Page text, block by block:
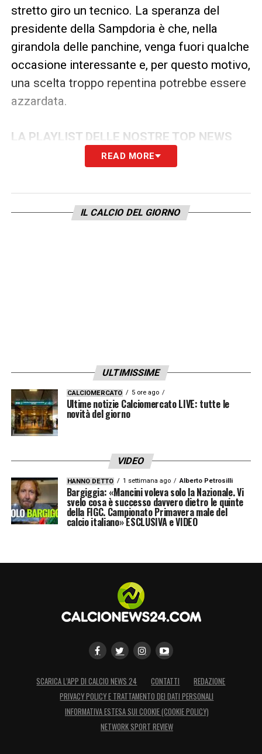
stretto giro un tecnico. La speranza del
presidente della Sampdoria è che, nella
girandola delle panchine, venga fuori qualche
occasione interessante e, per questo motivo,
una scelta troppo repentina potrebbe essere
azzardata.
LA PLAYLIST DELLE NOSTRE TOP NEWS
READ MORE
IL CALCIO DEL GIORNO
ULTIMISSIME
CALCIOMERCATO 5 ore ago
Ultime notizie Calciomercato LIVE: tutte le
novità del giorno
VIDEO
HANNO DETTO 1 settimana ago Alberto Petrosilli
Bargiggia: «Mancini voleva solo la Nazionale. Vi
svelo cosa è successo davvero dietro le quinte
della FIGC. Campionato Primavera male del
calcio italiano» ESCLUSIVA e VIDEO
SCARICA L’APP DI CALCIO NEWS 24 CONTATTI
REDAZIONE
PRIVACY POLICY E TRATTAMENTO DEI DATI PERSONALI
INFORMATIVA ESTESA SUI COOKIE (COOKIE POLICY)
NETWORK SPORT REVIEW